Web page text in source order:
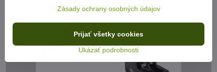
Zásady ochrany osobných údajov
Ukázať podrobnosti
Prijať všetky cookies